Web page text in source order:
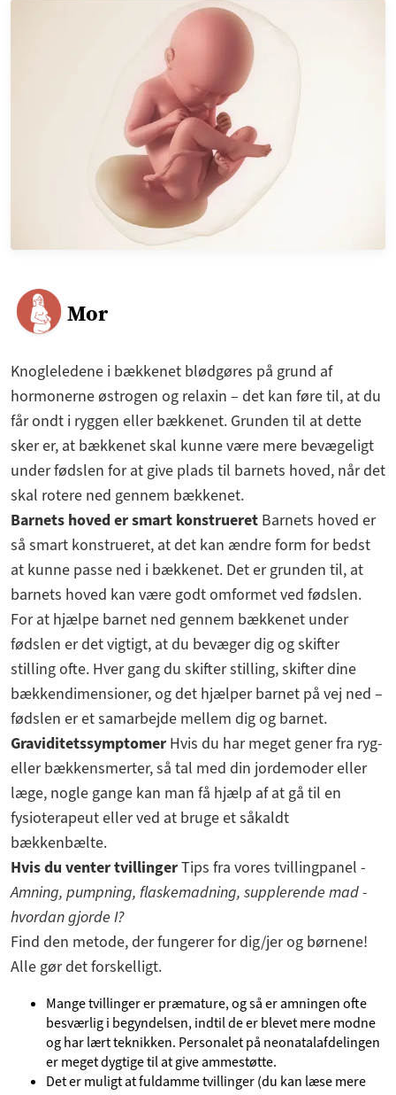
Mor
Knogleledene i bækkenet blødgøres på grund af
hormonerne østrogen og relaxin – det kan føre til, at du
får ondt i ryggen eller bækkenet. Grunden til at dette
sker er, at bækkenet skal kunne være mere bevægeligt
under fødslen for at give plads til barnets hoved, når det
skal rotere ned gennem bækkenet.
Barnets hoved er smart konstrueret Barnets hoved er
så smart konstrueret, at det kan ændre form for bedst
at kunne passe ned i bækkenet. Det er grunden til, at
barnets hoved kan være godt omformet ved fødslen.
For at hjælpe barnet ned gennem bækkenet under
fødslen er det vigtigt, at du bevæger dig og skifter
stilling ofte. Hver gang du skifter stilling, skifter dine
bækkendimensioner, og det hjælper barnet på vej ned –
fødslen er et samarbejde mellem dig og barnet.
Graviditetssymptomer Hvis du har meget gener fra ryg-
eller bækkensmerter, så tal med din jordemoder eller
læge, nogle gange kan man få hjælp af at gå til en
fysioterapeut eller ved at bruge et såkaldt
bækkenbælte.
Hvis du venter tvillingerTips fra vores tvillingpanel -
Amning, pumpning, flaskemadning, supplerende mad -
hvordan gjorde I?
Find den metode, der fungerer for dig/jer og børnene!
Alle gør det forskelligt.
Mange tvillinger er præmature, og så er amningen ofte
besværlig i begyndelsen, indtil de er blevet mere modne
og har lært teknikken. Personalet på neonatalafdelingen
er meget dygtige til at give ammestøtte.
Det er muligt at fuldamme tvillinger (du kan læse mere